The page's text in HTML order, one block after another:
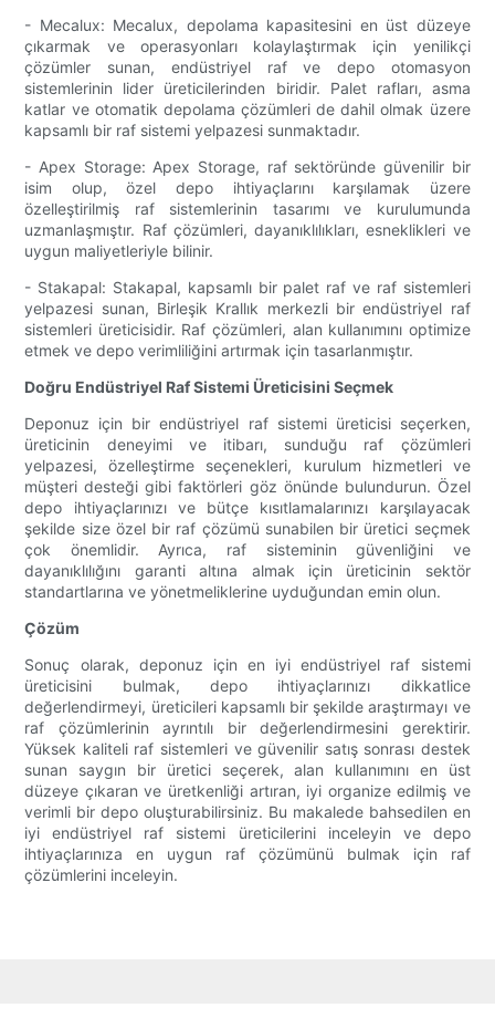
- Mecalux: Mecalux, depolama kapasitesini en üst düzeye
çıkarmak ve operasyonları kolaylaştırmak için yenilikçi
çözümler sunan, endüstriyel raf ve depo otomasyon
sistemlerinin lider üreticilerinden biridir. Palet rafları, asma
katlar ve otomatik depolama çözümleri de dahil olmak üzere
kapsamlı bir raf sistemi yelpazesi sunmaktadır.
- Apex Storage: Apex Storage, raf sektöründe güvenilir bir
isim olup, özel depo ihtiyaçlarını karşılamak üzere
özelleştirilmiş raf sistemlerinin tasarımı ve kurulumunda
uzmanlaşmıştır. Raf çözümleri, dayanıklılıkları, esneklikleri ve
uygun maliyetleriyle bilinir.
- Stakapal: Stakapal, kapsamlı bir palet raf ve raf sistemleri
yelpazesi sunan, Birleşik Krallık merkezli bir endüstriyel raf
sistemleri üreticisidir. Raf çözümleri, alan kullanımını optimize
etmek ve depo verimliliğini artırmak için tasarlanmıştır.
Doğru Endüstriyel Raf Sistemi Üreticisini Seçmek
Deponuz için bir endüstriyel raf sistemi üreticisi seçerken,
üreticinin deneyimi ve itibarı, sunduğu raf çözümleri
yelpazesi, özelleştirme seçenekleri, kurulum hizmetleri ve
müşteri desteği gibi faktörleri göz önünde bulundurun. Özel
depo ihtiyaçlarınızı ve bütçe kısıtlamalarınızı karşılayacak
şekilde size özel bir raf çözümü sunabilen bir üretici seçmek
çok önemlidir. Ayrıca, raf sisteminin güvenliğini ve
dayanıklılığını garanti altına almak için üreticinin sektör
standartlarına ve yönetmeliklerine uyduğundan emin olun.
Çözüm
Sonuç olarak, deponuz için en iyi endüstriyel raf sistemi
üreticisini bulmak, depo ihtiyaçlarınızı dikkatlice
değerlendirmeyi, üreticileri kapsamlı bir şekilde araştırmayı ve
raf çözümlerinin ayrıntılı bir değerlendirmesini gerektirir.
Yüksek kaliteli raf sistemleri ve güvenilir satış sonrası destek
sunan saygın bir üretici seçerek, alan kullanımını en üst
düzeye çıkaran ve üretkenliği artıran, iyi organize edilmiş ve
verimli bir depo oluşturabilirsiniz. Bu makalede bahsedilen en
iyi endüstriyel raf sistemi üreticilerini inceleyin ve depo
ihtiyaçlarınıza en uygun raf çözümünü bulmak için raf
çözümlerini inceleyin.